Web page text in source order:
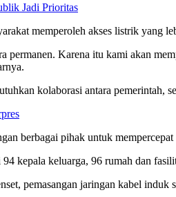
Jadi Prioritas
memperoleh akses listrik yang
permanen. Karena itu kami akan
kolaborasi antara pemerintah,
berbagai pihak untuk
kepala keluarga, 96 rumah dan
pemasangan jaringan kabel